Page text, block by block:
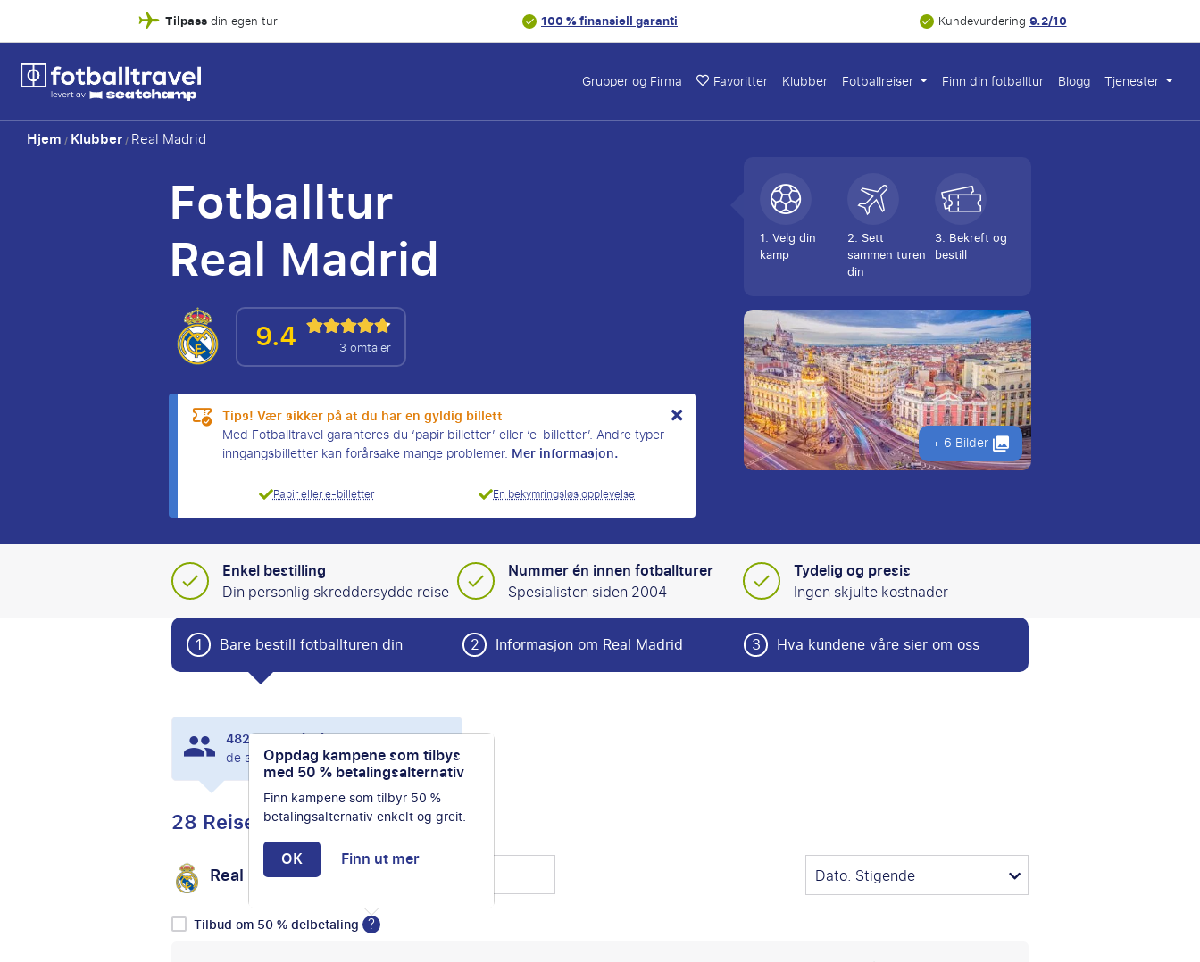
Tilpassdin egen tur 100 % finansiell garanti Kundevurdering9.2/10
Grupper og Firma Favoritter Klubber Fotballreiser Finn din fotballtur Blogg Tjenester
Hjem/Klubber/Real Madrid
Fotballtur
Real Madrid
9.4 3 omtaler
Tips! Vær sikker på at du har en gyldig billett
Med Fotballtravel garanteres du ‘papir billetter’ eller ‘e-billetter’. Andre typer
inngangsbilletter kan forårsake mange problemer. Mer informasjon.
Papir eller e-billetter En bekymringsløs opplevelse
1. Velg din
kamp
2. Sett
sammen turen
din
3. Bekreft og
bestill
+ 6 Bilder
Enkel bestilling
Din personlig skreddersydde reise
Nummer én innen fotballturer
Spesialisten siden 2004
Tydelig og presis
Ingen skjulte kostnader
1 Bare bestill fotballturen din 2 Informasjon om Real Madrid 3 Hva kundene våre sier om oss
482andre så på Real Madrid pakker
de siste 24 timene.
28 Reiser
Real Madridvs Dato: Stigende
Tilbud om 50 % delbetaling ?
Oppdag kampene som tilbys
med 50 % betalingsalternativ
Finn kampene som tilbyr 50 %
betalingsalternativ enkelt og greit.
OK Finn ut mer